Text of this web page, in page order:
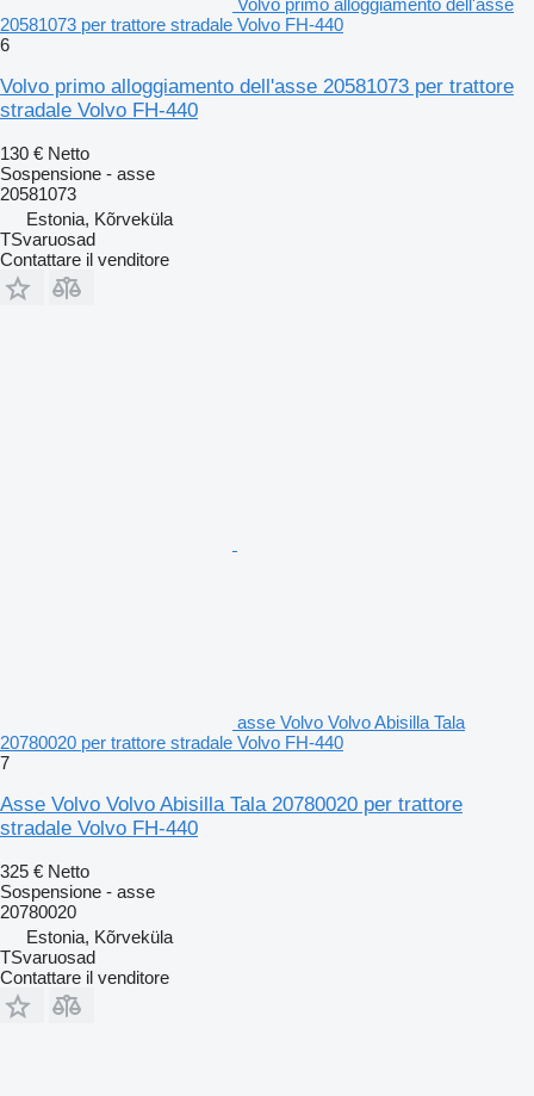
20581073 per trattore stradale Volvo FH-440
6
Volvo primo alloggiamento dell'asse 20581073 per trattore
stradale Volvo FH-440
130 € Netto
Sospensione - asse
20581073
Estonia, Kõrveküla
TSvaruosad
Contattare il venditore
asse Volvo Volvo Abisilla Tala
20780020 per trattore stradale Volvo FH-440
7
Asse Volvo Volvo Abisilla Tala 20780020 per trattore
stradale Volvo FH-440
325 € Netto
Sospensione - asse
20780020
Estonia, Kõrveküla
TSvaruosad
Contattare il venditore